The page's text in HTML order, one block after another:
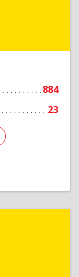
884
23
г,
центр